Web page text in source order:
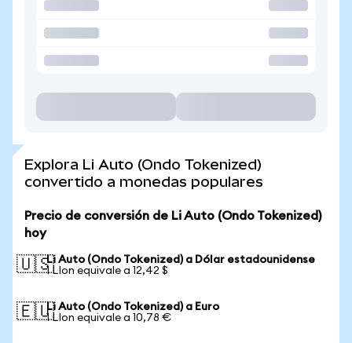
Explora Li Auto (Ondo Tokenized)
convertido a monedas populares
Precio de conversión de Li Auto (Ondo Tokenized)
hoy
🇺🇸Li Auto (Ondo Tokenized) a Dólar estadounidense
1 LIon equivale a 12,42 $
🇪🇺Li Auto (Ondo Tokenized) a Euro
1 LIon equivale a 10,78 €